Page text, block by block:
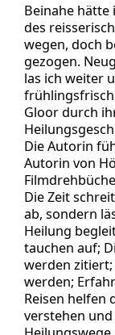
Beinahe hätte
des
wegen, doch
gezogen.
las ich weiter
Gloor durch
Die Autorin
Autorin von
Die Zeit
ab, sondern
Heilung
tauchen auf;
werden
werden;
Reisen helfen
verstehen